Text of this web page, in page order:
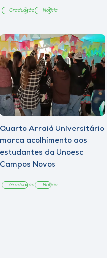
Graduação Notícia
Quarto Arraiá Universitário
marca acolhimento aos
estudantes da Unoesc
Campos Novos
Graduação Notícia